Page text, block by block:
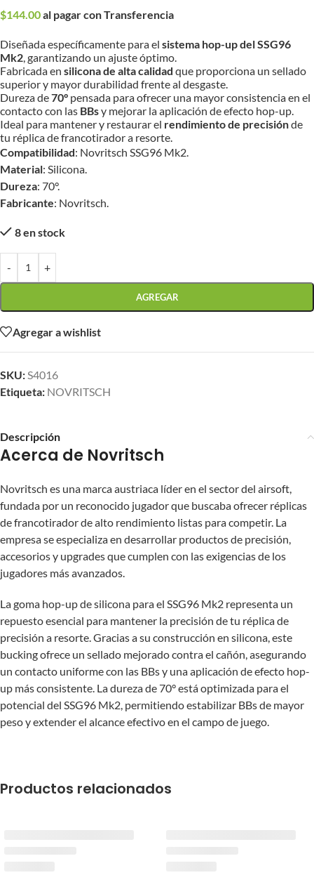
$144.00al pagar con Transferencia
Diseñada específicamente para el sistema hop-up del SSG96
Mk2, garantizando un ajuste óptimo.
Fabricada en silicona de alta calidad que proporciona un sellado
superior y mayor durabilidad frente al desgaste.
Dureza de70° pensada para ofrecer una mayor consistencia en el
contacto con las BBsy mejorar la aplicación de efecto hop-up.
Ideal para mantener y restaurar el rendimiento de precisiónde
tu réplica de francotirador a resorte.
Compatibilidad: Novritsch SSG96 Mk2.
Material: Silicona.
Dureza: 70°.
Fabricante: Novritsch.
8 en stock
- +
AGREGAR
Agregar a wishlist
SKU:S4016
Etiqueta: NOVRITSCH
Descripción
Acerca de Novritsch
Novritsch es una marca austriaca líder en el sector del airsoft,
fundada por un reconocido jugador que buscaba ofrecer réplicas
de francotirador de alto rendimiento listas para competir. La
empresa se especializa en desarrollar productos de precisión,
accesorios y upgrades que cumplen con las exigencias de los
jugadores más avanzados.
La goma hop-up de silicona para el SSG96 Mk2 representa un
repuesto esencial para mantener la precisión de tu réplica de
precisión a resorte. Gracias a su construcción en silicona, este
bucking ofrece un sellado mejorado contra el cañón, asegurando
un contacto uniforme con las BBs y una aplicación de efecto hop-
up más consistente. La dureza de 70° está optimizada para el
potencial del SSG96 Mk2, permitiendo estabilizar BBs de mayor
peso y extender el alcance efectivo en el campo de juego.
Productos relacionados